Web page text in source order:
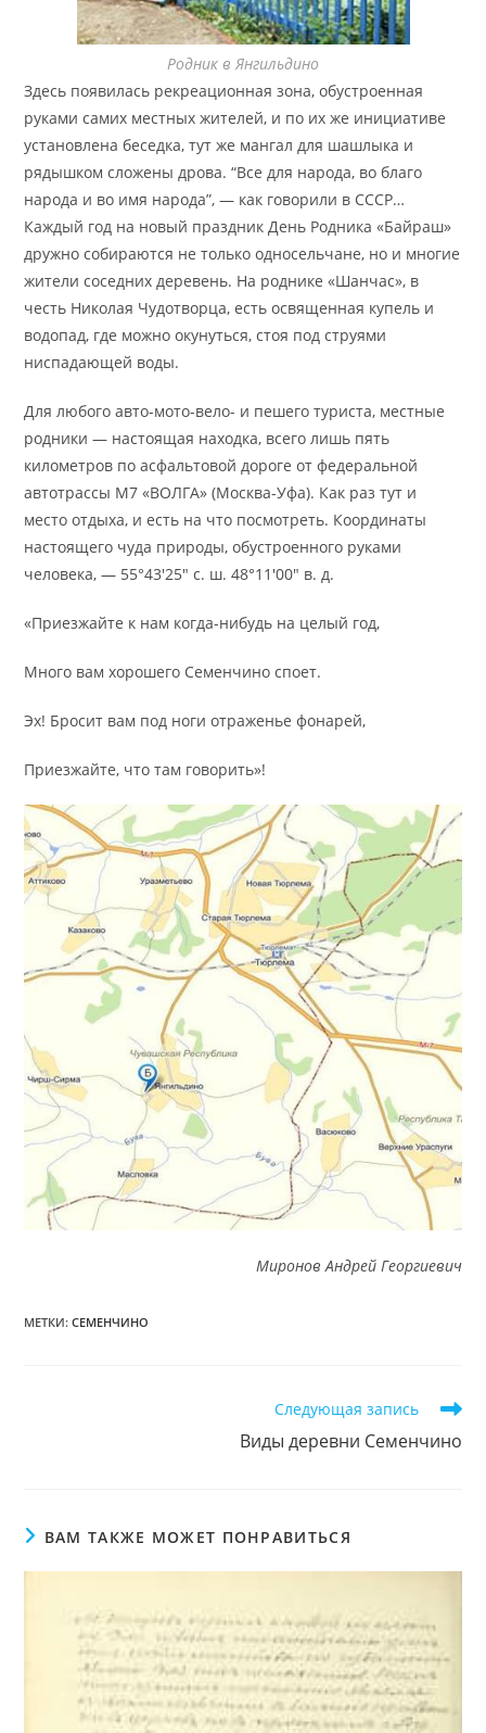
Родник в Янгильдино
Здесь появилась рекреационная зона, обустроенная
руками самих местных жителей, и по их же инициативе
установлена беседка, тут же мангал для шашлыка и
рядышком сложены дрова. “Все для народа, во благо
народа и во имя народа”, — как говорили в СССР…
Каждый год на новый праздник День Родника «Байраш»
дружно собираются не только односельчане, но и многие
жители соседних деревень. На роднике «Шанчас», в
честь Николая Чудотворца, есть освященная купель и
водопад, где можно окунуться, стоя под струями
ниспадающей воды.
Для любого авто-мото-вело- и пешего туриста, местные
родники — настоящая находка, всего лишь пять
километров по асфальтовой дороге от федеральной
автотрассы М7 «ВОЛГА» (Москва-Уфа). Как раз тут и
место отдыха, и есть на что посмотреть. Координаты
настоящего чуда природы, обустроенного руками
человека, — 55°43′25″ с. ш. 48°11′00″ в. д.
«Приезжайте к нам когда-нибудь на целый год,
Много вам хорошего Семенчино споет.
Эх! Бросит вам под ноги отраженье фонарей,
Приезжайте, что там говорить»!
Миронов Андрей Георгиевич
МЕТКИ:СЕМЕНЧИНО
Следующая запись
Виды деревни Семенчино
ВАМ ТАКЖЕ МОЖЕТ ПОНРАВИТЬСЯ